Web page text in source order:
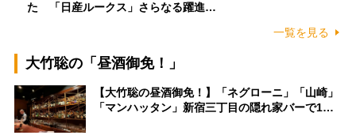
た 「日産ルークス」さらなる躍進…
一覧を見る
大竹聡の「昼酒御免！」
【大竹聡の昼酒御免！】「ネグローニ」「山崎」
「マンハッタン」新宿三丁目の隠れ家バーで1…